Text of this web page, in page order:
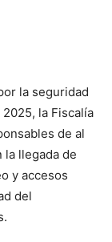
la seguridad
la Fiscalía
de al
llegada de
y accesos
del